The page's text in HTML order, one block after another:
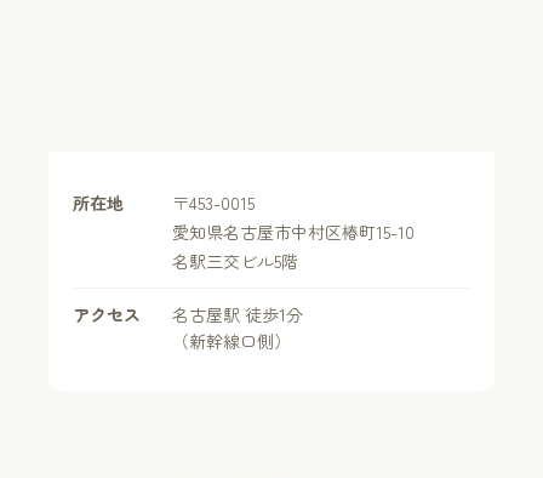
所在地
〒453-0015
愛知県名古屋市中村区椿町15-10
名駅三交ビル5階
アクセス
名古屋駅 徒歩1分
（新幹線口側）